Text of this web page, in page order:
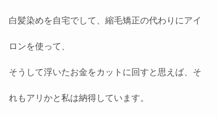
白髪染めを自宅でして、縮毛矯正の代わりにアイ
ロンを使って、
そうして浮いたお金をカットに回すと思えば、そ
れもアリかと私は納得しています。